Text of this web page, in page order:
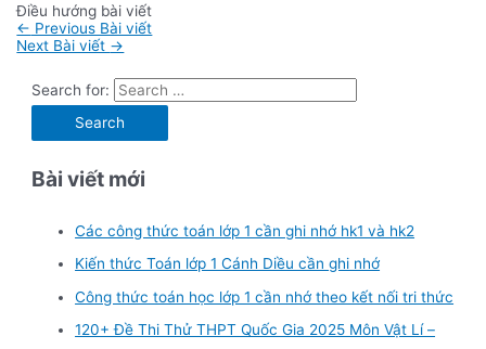
Điều hướng bài viết
← Previous Bài viết
Next Bài viết →
Search for:
Bài viết mới
Các công thức toán lớp 1 cần ghi nhớ hk1 và hk2
Kiến thức Toán lớp 1 Cánh Diều cần ghi nhớ
Công thức toán học lớp 1 cần nhớ theo kết nối tri thức
120+ Đề Thi Thử THPT Quốc Gia 2025 Môn Vật Lí –